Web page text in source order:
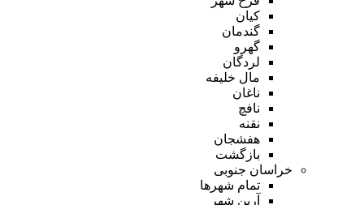
کیان
گندمان
گهرو
لردگان
مال خلیفه
ناغان
نافچ
نقنه
هفشجان
بازگشت
خراسان جنوبی
تمام شهر‌ها
آرین شهر